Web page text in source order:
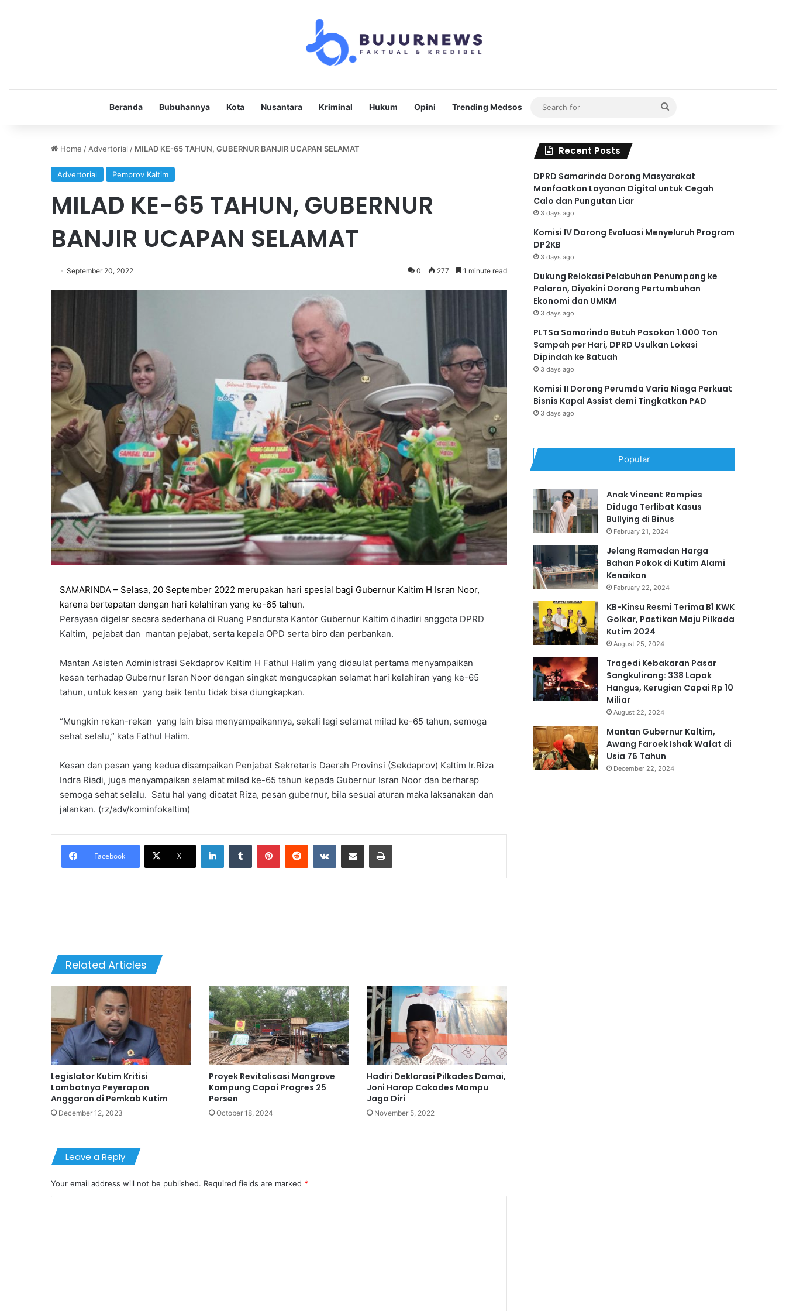
Beranda Bubuhannya Kota Nusantara Kriminal Hukum Opini Trending Medsos
Search
for
Home / Advertorial / MILAD KE-65 TAHUN, GUBERNUR BANJIR UCAPAN SELAMAT
Advertorial Pemprov Kaltim
MILAD KE-65 TAHUN, GUBERNUR
BANJIR UCAPAN SELAMAT
September 20, 2022 0 277 1 minute read
SAMARINDA – Selasa, 20 September 2022 merupakan hari spesial bagi Gubernur Kaltim H Isran Noor,
karena bertepatan dengan hari kelahiran yang ke-65 tahun.
Perayaan digelar secara sederhana di Ruang Pandurata Kantor Gubernur Kaltim dihadiri anggota DPRD
Kaltim, pejabat dan mantan pejabat, serta kepala OPD serta biro dan perbankan.
Mantan Asisten Administrasi Sekdaprov Kaltim H Fathul Halim yang didaulat pertama menyampaikan
kesan terhadap Gubernur Isran Noor dengan singkat mengucapkan selamat hari kelahiran yang ke-65
tahun, untuk kesan yang baik tentu tidak bisa diungkapkan.
“Mungkin rekan-rekan yang lain bisa menyampaikannya, sekali lagi selamat milad ke-65 tahun, semoga
sehat selalu,” kata Fathul Halim.
Kesan dan pesan yang kedua disampaikan Penjabat Sekretaris Daerah Provinsi (Sekdaprov) Kaltim Ir.Riza
Indra Riadi, juga menyampaikan selamat milad ke-65 tahun kepada Gubernur Isran Noor dan berharap
semoga sehat selalu. Satu hal yang dicatat Riza, pesan gubernur, bila sesuai aturan maka laksanakan dan
jalankan. (rz/adv/kominfokaltim)
Facebook X
Related Articles
Legislator Kutim Kritisi
Lambatnya Peyerapan
Anggaran di Pemkab Kutim
December 12, 2023
Proyek Revitalisasi Mangrove
Kampung Capai Progres 25
Persen
October 18, 2024
Hadiri Deklarasi Pilkades Damai,
Joni Harap Cakades Mampu
Jaga Diri
November 5, 2022
Leave a Reply
Your email address will not be published. Required fields are marked *
Recent Posts
DPRD Samarinda Dorong Masyarakat
Manfaatkan Layanan Digital untuk Cegah
Calo dan Pungutan Liar
3 days ago
Komisi IV Dorong Evaluasi Menyeluruh Program
DP2KB
3 days ago
Dukung Relokasi Pelabuhan Penumpang ke
Palaran, Diyakini Dorong Pertumbuhan
Ekonomi dan UMKM
3 days ago
PLTSa Samarinda Butuh Pasokan 1.000 Ton
Sampah per Hari, DPRD Usulkan Lokasi
Dipindah ke Batuah
3 days ago
Komisi II Dorong Perumda Varia Niaga Perkuat
Bisnis Kapal Assist demi Tingkatkan PAD
3 days ago
Popular
Anak Vincent Rompies
Diduga Terlibat Kasus
Bullying di Binus
February 21, 2024
Jelang Ramadan Harga
Bahan Pokok di Kutim Alami
Kenaikan
February 22, 2024
KB-Kinsu Resmi Terima B1 KWK
Golkar, Pastikan Maju Pilkada
Kutim 2024
August 25, 2024
Tragedi Kebakaran Pasar
Sangkulirang: 338 Lapak
Hangus, Kerugian Capai Rp 10
Miliar
August 22, 2024
Mantan Gubernur Kaltim,
Awang Faroek Ishak Wafat di
Usia 76 Tahun
December 22, 2024